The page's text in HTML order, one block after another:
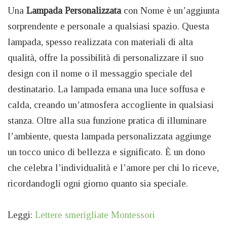
Una Lampada Personalizzatacon Nome è un’aggiunta
sorprendente e personale a qualsiasi spazio. Questa
lampada, spesso realizzata con materiali di alta
qualità, offre la possibilità di personalizzare il suo
design con il nome o il messaggio speciale del
destinatario. La lampada emana una luce soffusa e
calda, creando un’atmosfera accogliente in qualsiasi
stanza. Oltre alla sua funzione pratica di illuminare
l’ambiente, questa lampada personalizzata aggiunge
un tocco unico di bellezza e significato. È un dono
che celebra l’individualità e l’amore per chi lo riceve,
ricordandogli ogni giorno quanto sia speciale.
Leggi: Lettere smerigliate Montessori